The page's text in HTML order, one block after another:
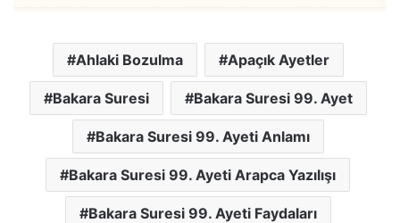
Ahlaki Bozulma Apaçık Ayetler
Bakara Suresi Bakara Suresi 99. Ayet
Bakara Suresi 99. Ayeti Anlamı
Bakara Suresi 99. Ayeti Arapca Yazılışı
Bakara Suresi 99. Ayeti Faydaları